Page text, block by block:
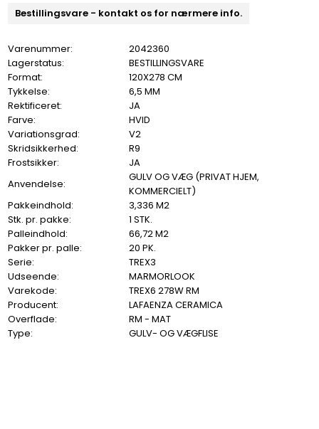
Bestillingsvare - kontakt os for nærmere info.
Varenummer:
2042360
Lagerstatus:
BESTILLINGSVARE
Format:
120X278 CM
Tykkelse:
6,5 MM
Rektificeret:
JA
Farve:
HVID
Variationsgrad:
V2
Skridsikkerhed:
R9
Frostsikker:
JA
Anvendelse:
GULV OG VÆG (PRIVAT HJEM,
KOMMERCIELT)
Pakkeindhold:
3,336 M2
Stk. pr. pakke:
1 STK.
Palleindhold:
66,72 M2
Pakker pr. palle:
20 PK.
Serie:
TREX3
Udseende:
MARMORLOOK
Varekode:
TREX6 278W RM
Producent:
LAFAENZA CERAMICA
Overflade:
RM - MAT
Type:
GULV- OG VÆGFLISE